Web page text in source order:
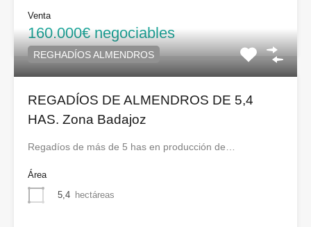
Venta
160.000€ negociables
REGHADÍOS ALMENDROS
REGADÍOS DE ALMENDROS DE 5,4
HAS. Zona Badajoz
Regadíos de más de 5 has en producción de…
Área
5,4 hectáreas